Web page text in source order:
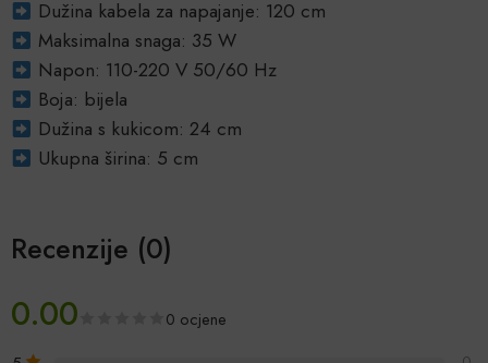
Dužina kabela za napajanje: 120 cm
Maksimalna snaga: 35 W
Napon: 110-220 V 50/60 Hz
Boja: bijela
Dužina s kukicom: 24 cm
Ukupna širina: 5 cm
Recenzije (0)
0.00 0 ocjene